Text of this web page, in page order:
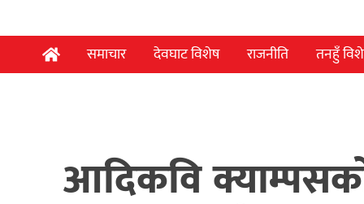
समाचार देवघाट विशेष राजनीति तनहुँ
आदिकवि